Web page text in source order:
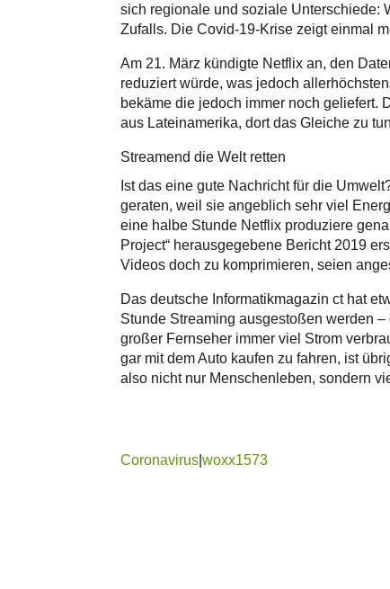
sich regionale und soziale Unterschiede:
Zufalls. Die Covid-19-Krise zeigt einmal
Am 21. März kündigte Netflix an, den
reduziert würde, was jedoch
bekäme die jedoch immer noch geliefert.
aus Lateinamerika, dort das Gleiche zu
Streamend die Welt retten
Ist das eine gute Nachricht für die
geraten, weil sie angeblich sehr viel
eine halbe Stunde Netflix produziere
Project“ herausgegebene Bericht 2019
Videos doch zu komprimieren, seien
Das deutsche Informatikmagazin ct hat
Stunde Streaming ausgestoßen werden
großer Fernseher immer viel Strom
gar mit dem Auto kaufen zu fahren, ist
also nicht nur Menschenleben, sondern
Coronavirus |woxx1573